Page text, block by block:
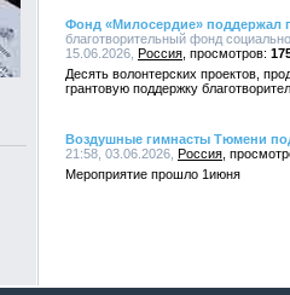
Фонд «Милосердие» поддержал
благотворительный фонд
15.06.2026, Россия
Десять волонтерских проектов,
грантовую поддержку
Воздушные гимнасты Тюмени
21:58, 03.06.2026, Россия
Мероприятие прошло 1июня